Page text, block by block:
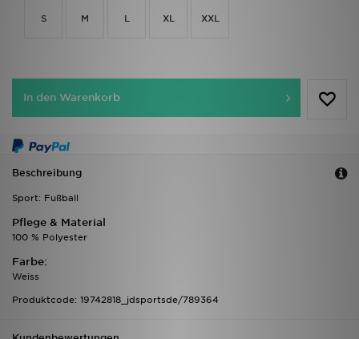
S M L XL XXL
In den Warenkorb
Beschreibung
Sport: Fußball
Pflege & Material
100 % Polyester
Farbe:
Weiss
Produktcode: 19742818_jdsportsde/789364